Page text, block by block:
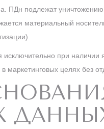
ПДн подлежат
материальный
при наличии
маркетинговых целях без